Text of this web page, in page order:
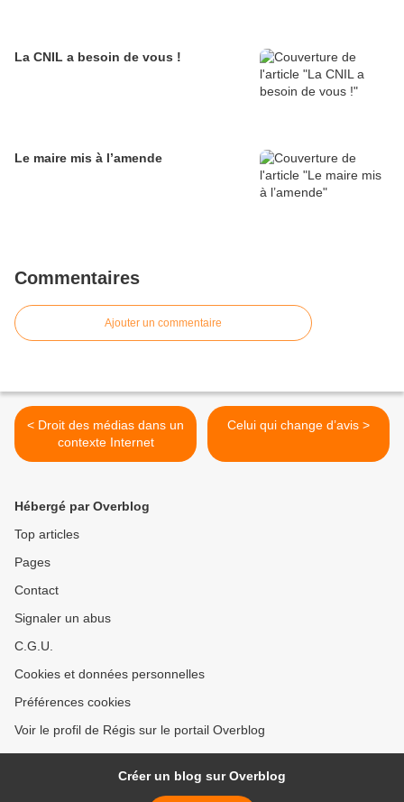
La CNIL a besoin de vous !
Le maire mis à l’amende
Commentaires
Ajouter un commentaire
< Droit des médias dans un
contexte Internet
Celui qui change d’avis >
Hébergé par Overblog
Top articles
Pages
Contact
Signaler un abus
C.G.U.
Cookies et données personnelles
Préférences cookies
Voir le profil de Régis sur le portail Overblog
Créer un blog sur Overblog